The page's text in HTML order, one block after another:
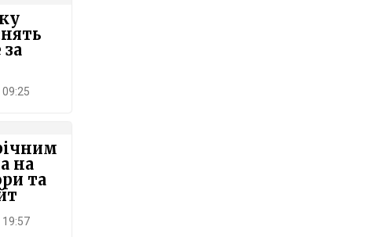
за
на
та
19:57